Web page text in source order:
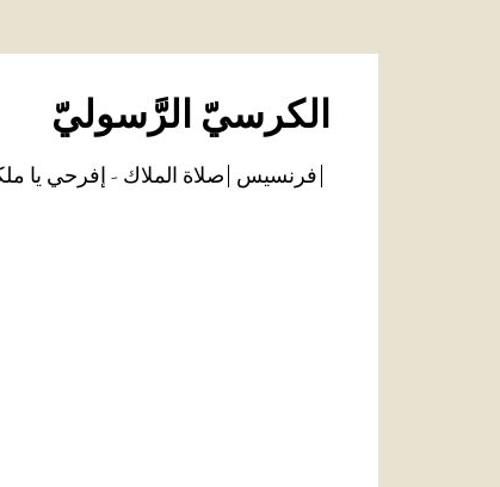
الكرسيّ الرَّسوليّ
فرنسيس صلاة الملاك - إفرحي يا